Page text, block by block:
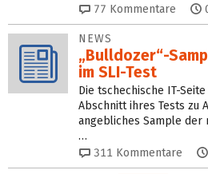
77 Kommentare
NEWS
„Bulldozer“-
im SLI-Test
Die tschechische IT-
Abschnitt ihres Tests zu
angebliches Sample der
…
311 Kommentare